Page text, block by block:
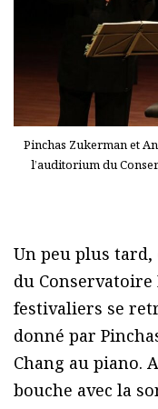
Pinchas Zukerman et
l’auditorium du
Un peu plus
du
festivaliers se
donné par
Chang au piano.
bouche avec la